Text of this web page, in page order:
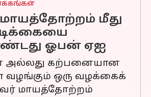
மீது
ஓபன் ஏஐ
அல்லது கற்பனையான
ஒரு வழக்கைக்
மாயத்தோற்றம்